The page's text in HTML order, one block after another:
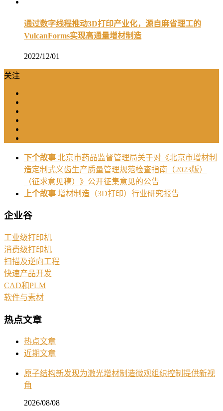
通过数字线程推动3D打印产业化，源自麻省理工的
VulcanForms实现高通量增材制造
2022/12/01
关注
下个故事 北京市药品监督管理局关于对《北京市增材制
造定制式义齿生产质量管理规范检查指南（2023版）
（征求意见稿）》公开征集意见的公告
上个故事 增材制造（3D打印）行业研究报告
企业谷
工业级打印机
消费级打印机
扫描及逆向工程
快速产品开发
CAD和PLM
软件与素材
热点文章
热点文章
近期文章
原子结构新发现为激光增材制造微观组织控制提供新视
角
2026/08/08